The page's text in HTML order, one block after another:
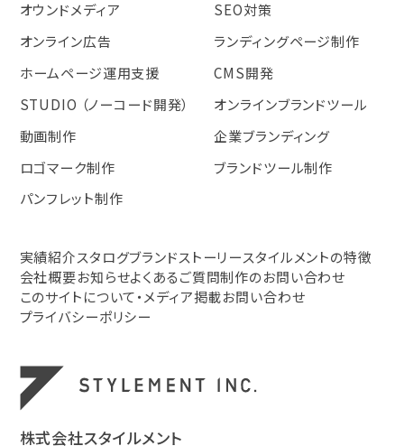
オウンドメディア
SEO対策
オンライン広告
ランディングページ制作
ホームページ運用支援
CMS開発
STUDIO （ノーコード開発）
オンラインブランドツール
動画制作
企業ブランディング
ロゴマーク制作
ブランドツール制作
パンフレット制作
実績紹介スタログブランドストーリースタイルメントの特徴
会社概要お知らせよくあるご質問制作のお問い合わせ
このサイトについて・メディア掲載お問い合わせ
プライバシーポリシー
株式会社スタイルメント